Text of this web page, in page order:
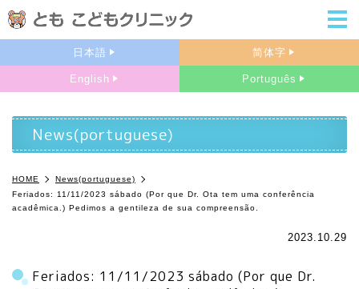
日本語 简体字
English Português
News(portuguese)
HOME
News(portuguese)
Feriados: 11/11/2023 sábado (Por que Dr. Ota tem uma conferência
acadêmica.) Pedimos a gentileza de sua compreensão.
2023.10.29
Feriados: 11/11/2023 sábado (Por que Dr.